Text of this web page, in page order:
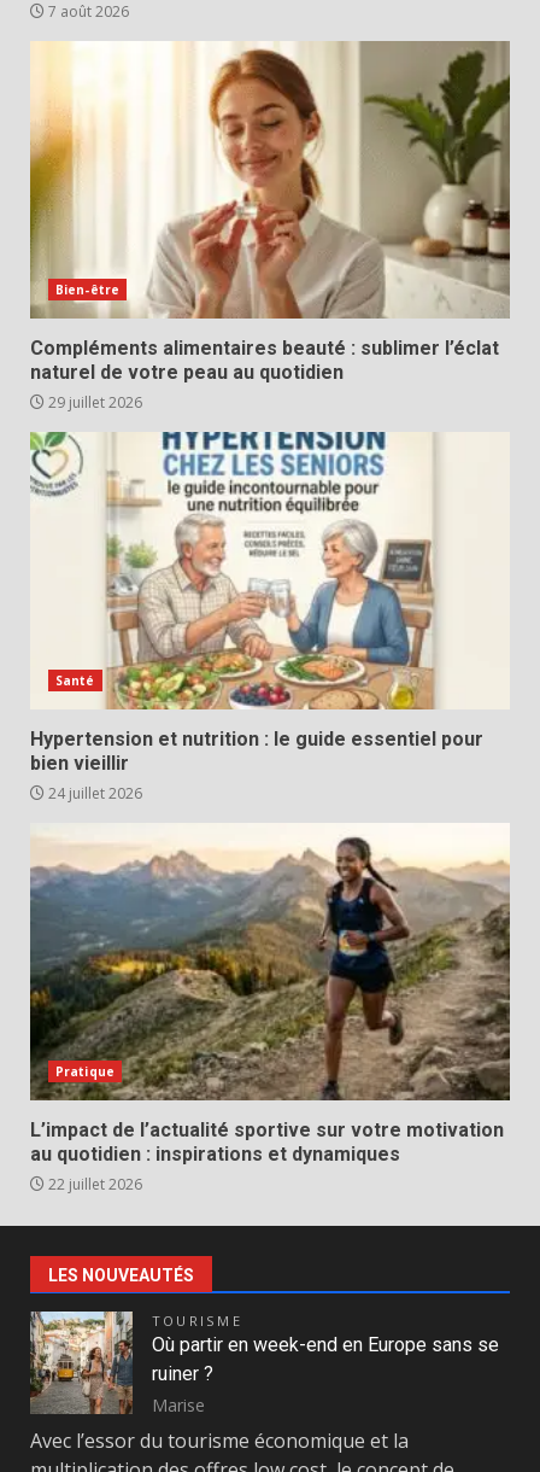
7 août 2026
Bien-être
Compléments alimentaires beauté : sublimer l’éclat
naturel de votre peau au quotidien
29 juillet 2026
Santé
Hypertension et nutrition : le guide essentiel pour
bien vieillir
24 juillet 2026
Pratique
L’impact de l’actualité sportive sur votre motivation
au quotidien : inspirations et dynamiques
22 juillet 2026
LES NOUVEAUTÉS
TOURISME
Où partir en week-end en Europe sans se
ruiner ?
Marise
Avec l’essor du tourisme économique et la